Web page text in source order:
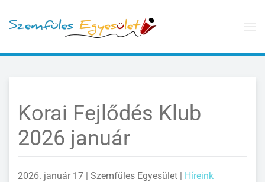
Skip to main content
Korai Fejlődés Klub
2026 január
2026. január 17 | Szemfüles Egyesület | Híreink